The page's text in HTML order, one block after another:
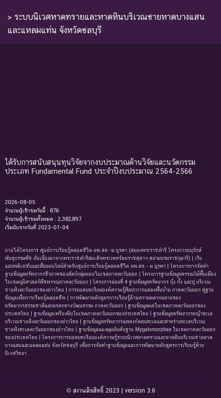
> ระบบนิเวศหาดทรายและหาดหินบริเวณชายหาดบางแสน
และแหลมแท่น จังหวัดชลบุรี
ได้รับการสนับสนุนทุนวิจัยจากงบประมาณด้านวิจัยและนวัตกรรม
ประเภท Fundamental Fund ประจำปีงบประมาณ 2564-2566
2026-08-05
จำนวนผู้เข้าชมวันนี้ : 876
จำนวนผู้เข้าชมทั้งหมด : 2,382,897
เริ่มนับจากวันที่ 2023-01-04
ภายใต้โครงการ ศูนย์การเรียนรู้ตลอดชีวิต อพ.สธ.-ม.บูรพา (สนองพระราชดำริ โครงการอนุรักษ์
พันธุกรรมพืช อันเนื่องมาจากพระราชดำริสมเด็จพระเทพรัตนราชสุดาฯ สยามบรมราชกุมารี) | เว็บ
แอปพลิเคชันและสื่อออนไลน์สำหรับศูนย์การเรียนรู้ตลอดชีวิต อพ.สธ.- ม.บูรพา | โครงการการจัดทํา
ฐานข้อมูลทรัพยากรชีวภาพของสัตว์กลุ่มหอยในเขตภาคตะวันออก | โครงการฐานข้อมูลพรรณไม้พื้นเมือง
ในเขตภูมิศาสตร์พืชพรรณภาคตะวันออก | โครงการย่อยที่ 4 ฐานข้อมูลทรัพยากร กุ้ง กั้ง และปู บริเวณ
ชายฝั่งตะวันออกของอ่าวไทย | การถอดบทเรียนองค์ความรู้ศิลปะการแสดงพื้นบ้าน ภาคตะวันออก สู่ฐาน
ข้อมูลเพื่อการเรียนรู้ตลอดชีพ | การพัฒนาหลักสูตรการเรียนรู้ด้านความหลากหลายของ
ทรัพยากรธรรมชาติและมรดกทางวัฒนธรรม ภาคตะวันออก | ฐานข้อมูลมดในเขตภาคตะวันออกของ
ประเทศไทย | ฐานข้อมูลเพรียงหินในเขตภาคตะวันออกของประเทศไทย | ฐานข้อมูลทรัพยากรหญ้าทะเล
บริเวณชายฝั่งตะวันออกของอ่าวไทย | ฐานข้อมูลทรัพยากรแพลงก์ตอนทะเลและสาหร่ายทะเลบริเวณ
ชายฝั่งทะเลตะวันออกของอ่าวไทย | ฐานข้อมูลแมงมุมอันดับฐาน Mygalomorphae ในเขตภาคตะวันออก
ของประเทศไทย | โครงการการถอดบทเรียนองค์ความรู้ระบบนิเวศหาดทรายและหาดหินบริเวณชายหาด
บางแสนและแหลมแท่น จังหวัดชลบุรี เพื่อการจัดทำฐานข้อมูลและการพัฒนาหลักสูตรการเรียนรู้ด้าน
นิเวศวิทยา
© สงวนลิขสิทธิ์ 2023 | version 3.6